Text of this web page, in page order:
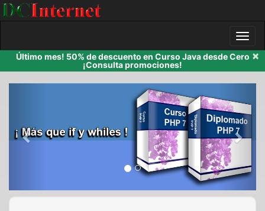
×
Último mes! 50% de descuento en Curso Java desde Cero
¡Consulta promociones!